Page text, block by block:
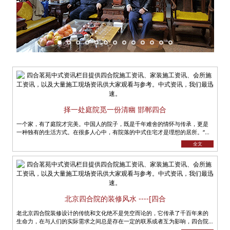
择一处庭院觅一份清幽 邯郸四合
一个家，有了庭院才完美。中国人的院子，既是千年难舍的情怀与传承，更是
一种独有的生活方式。在很多人心中，有院落的中式住宅才是理想的居所。“宠
全文
北京四合院的装修风水 ----[四合
老北京四合院装修设计的传统和文化绝不是凭空而论的，它传承了千百年来的
生命力，在与人们的实际需求之间总是存在一定的联系或者互为影响，四合院